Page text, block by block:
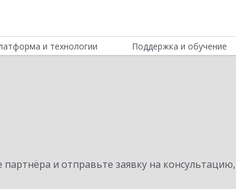
и технологии Поддержка и обучение
и отправьте заявку на